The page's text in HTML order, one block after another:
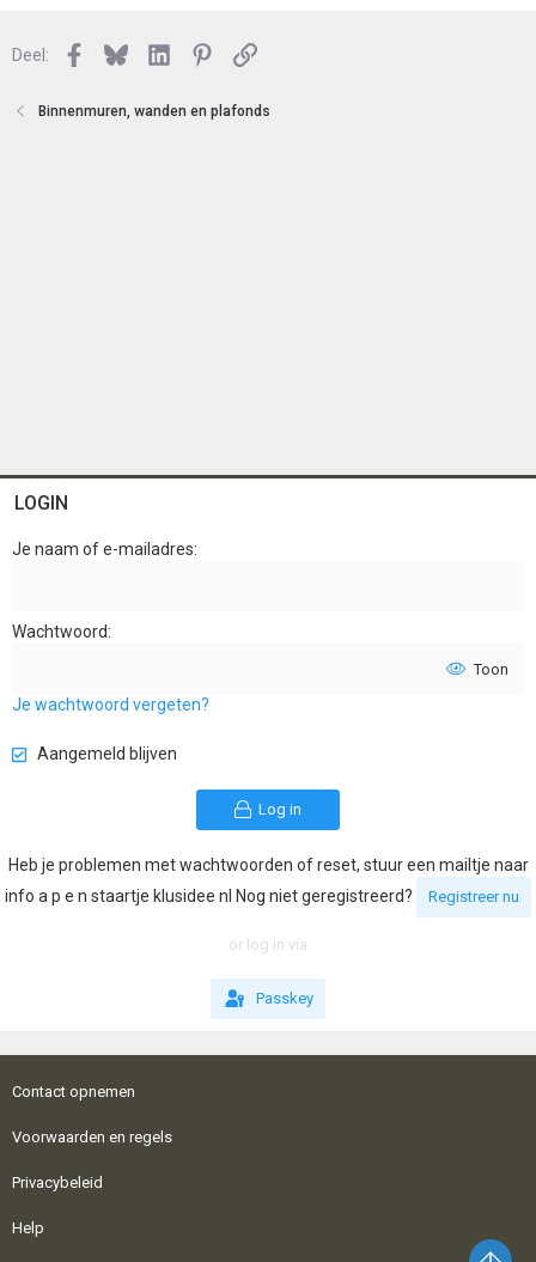
Deel: Facebook
BlueskyLinkedInPinterest
Link
Binnenmuren, wanden en plafonds
LOGIN
Je naam of e-mailadres
Wachtwoord
Toon
Je wachtwoord vergeten?
Aangemeld blijven
Log in
Heb je problemen met wachtwoorden of reset, stuur een mailtje naar
info a p e n staartje klusidee nl Nog niet geregistreerd?
Registreer nu
or log in via
Passkey
Contact opnemen
Voorwaarden en regels
Privacybeleid
Help